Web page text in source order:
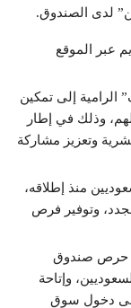
لدى الصندوق.
عبر الموقع
الرامية إلى تمكين
وذلك في إطار
وتعزيز مشاركة
منذ إطلاقه،
وتوفير فرص
حرص صندوق
وإتاحة
على دخول سوق